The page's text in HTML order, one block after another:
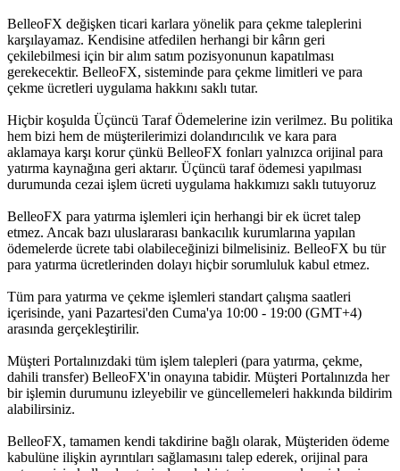
BelleoFX değişken ticari karlara yönelik para çekme taleplerini
karşılayamaz. Kendisine atfedilen herhangi bir kârın geri
çekilebilmesi için bir alım satım pozisyonunun kapatılması
gerekecektir. BelleoFX, sisteminde para çekme limitleri ve para
çekme ücretleri uygulama hakkını saklı tutar.
Hiçbir koşulda Üçüncü Taraf Ödemelerine izin verilmez. Bu politika
hem bizi hem de müşterilerimizi dolandırıcılık ve kara para
aklamaya karşı korur çünkü BelleoFX fonları yalnızca orijinal para
yatırma kaynağına geri aktarır. Üçüncü taraf ödemesi yapılması
durumunda cezai işlem ücreti uygulama hakkımızı saklı tutuyoruz
BelleoFX para yatırma işlemleri için herhangi bir ek ücret talep
etmez. Ancak bazı uluslararası bankacılık kurumlarına yapılan
ödemelerde ücrete tabi olabileceğinizi bilmelisiniz. BelleoFX bu tür
para yatırma ücretlerinden dolayı hiçbir sorumluluk kabul etmez.
Tüm para yatırma ve çekme işlemleri standart çalışma saatleri
içerisinde, yani Pazartesi'den Cuma'ya 10:00 - 19:00 (GMT+4)
arasında gerçekleştirilir.
Müşteri Portalınızdaki tüm işlem talepleri (para yatırma, çekme,
dahili transfer) BelleoFX'in onayına tabidir. Müşteri Portalınızda her
bir işlemin durumunu izleyebilir ve güncellemeleri hakkında bildirim
alabilirsiniz.
BelleoFX, tamamen kendi takdirine bağlı olarak, Müşteriden ödeme
kabulüne ilişkin ayrıntıları sağlamasını talep ederek, orijinal para